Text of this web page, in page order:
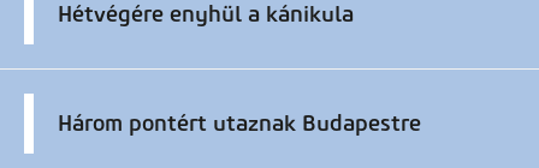
Hétvégére enyhül a kánikula
Három pontért utaznak Budapestre